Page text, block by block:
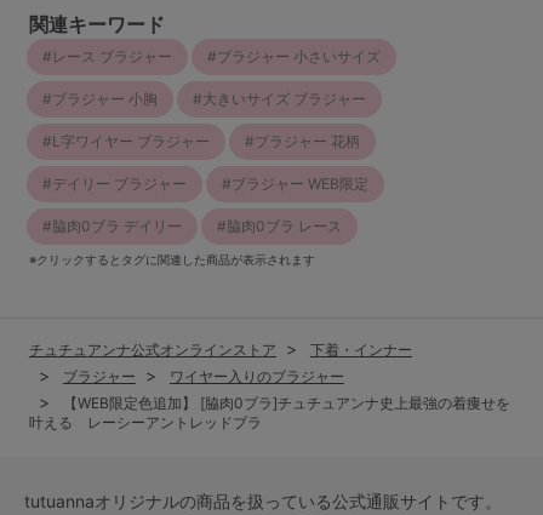
関連キーワード
レース ブラジャー ブラジャー 小さいサイズ
ブラジャー 小胸 大きいサイズ ブラジャー
L字ワイヤー ブラジャー ブラジャー 花柄
デイリー ブラジャー ブラジャー WEB限定
脇肉0ブラ デイリー 脇肉0ブラ レース
※クリックするとタグに関連した商品が表示されます
チュチュアンナ公式オンラインストア
下着・インナー
ブラジャー
ワイヤー入りのブラジャー
【WEB限定色追加】 [脇肉0ブラ]チュチュアンナ史上最強の着痩せを
叶える レーシーアントレッドブラ
tutuannaオリジナルの商品を扱っている公式通販サイトです。